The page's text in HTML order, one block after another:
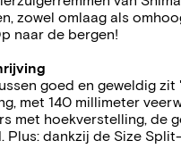
zowel omlaag als
naar de bergen!
goed en geweldig
met 140 millimeter
met hoekverstelling, de
Plus: dankzij de Size